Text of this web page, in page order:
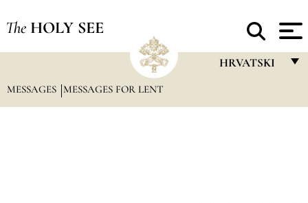
The HOLY SEE
HRVATSKI
MESSAGES MESSAGES FOR LENT